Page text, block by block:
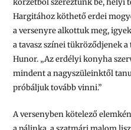
Hargitához köthető erdei
a versenyre alkottuk meg,
a tavasz színei tükröződjenek a
Hunor. „Az erdélyi konyha
mindent a nagyszüleinktől
próbáljuk tovább vinni.”
A versenyben kötelező